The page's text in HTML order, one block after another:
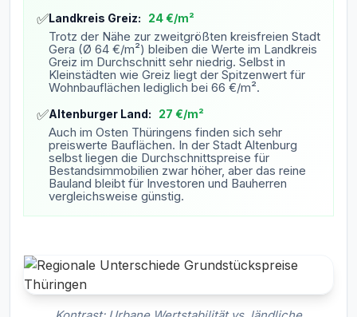
✅Landkreis Greiz: 24 €/m²
Trotz der Nähe zur zweitgrößten kreisfreien Stadt
Gera (Ø 64 €/m²) bleiben die Werte im Landkreis
Greiz im Durchschnitt sehr niedrig. Selbst in
Kleinstädten wie Greiz liegt der Spitzenwert für
Wohnbauflächen lediglich bei 66 €/m².
✅Altenburger Land: 27 €/m²
Auch im Osten Thüringens finden sich sehr
preiswerte Bauflächen. In der Stadt Altenburg
selbst liegen die Durchschnittspreise für
Bestandsimmobilien zwar höher, aber das reine
Bauland bleibt für Investoren und Bauherren
vergleichsweise günstig.